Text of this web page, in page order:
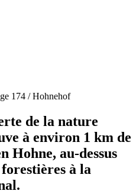
174 / Hohnehof
de la nature
à environ 1 km de
Hohne, au-dessus
à la